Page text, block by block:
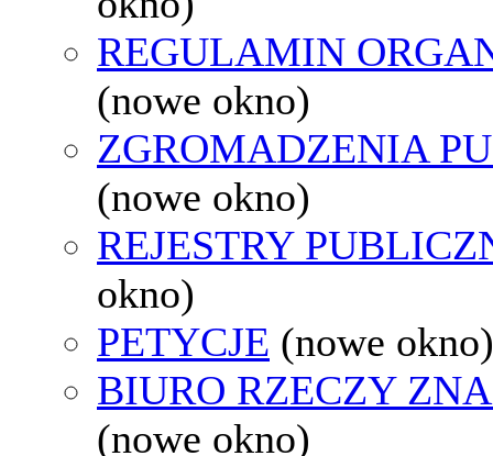
REGULAMIN
(nowe okno)
ZGROMADZENIA
(nowe okno)
REJESTRY
okno)
PETYCJE (nowe okno)
BIURO RZECZY
(nowe okno)